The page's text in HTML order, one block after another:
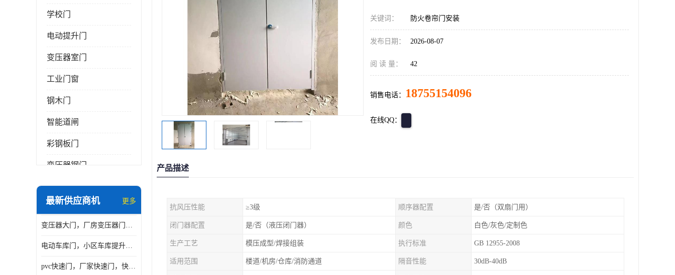
学校门
电动提升门
变压器室门
工业门窗
钢木门
智能道闸
彩钢板门
变压器钢门
非标门
抗爆门
快速门
最新供应商机 更多
变压器大门，厂房变压器门，配电所钢大门，变压器室钢大门
电动车库门，小区车库提升门，安徽提升门厂家，工业滑升门
pvc快速门，厂家快速门，快速卷帘门，感应快速门
关键词： 防火卷帘门安装
发布日期： 2026-08-07
阅 读 量： 42
销售电话： 18755154096
在线QQ：
产品描述
抗风压性能 ≥3级 顺序器配置 是/否（双扇门用）
闭门器配置 是/否（液压闭门器） 颜色 白色/灰色/定制色
生产工艺 模压成型/焊接组装 执行标准 GB 12955-2008
适用范围 楼道/机房/仓库/消防通道 隔音性能 30dB-40dB